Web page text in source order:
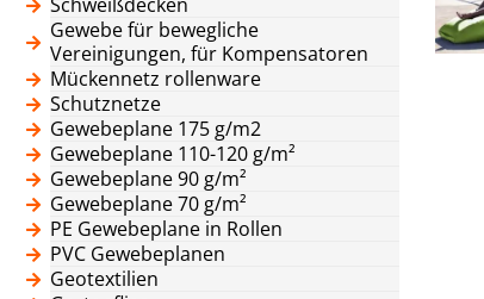
Gewebe für bewegliche
Vereinigungen, für Kompensatoren
Mückennetz rollenware
Schutznetze
Gewebeplane 175 g/m2
Gewebeplane 110-120 g/m²
Gewebeplane 90 g/m²
Gewebeplane 70 g/m²
PE Gewebeplane in Rollen
PVC Gewebeplanen
Geotextilien